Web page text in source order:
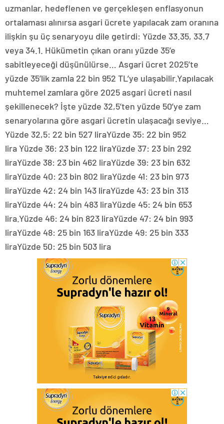
uzmanlar, hedeflenen ve gerçekleşen enflasyonun
ortalaması alınırsa asgari ücrete yapılacak zam oranına
ilişkin şu üç senaryoyu dile getirdi: Yüzde 33.35, 33.7
veya 34.1. Hükümetin çıkan oranı yüzde 35’e
sabitleyeceği düşünülürse… Asgari ücret 2025’te
yüzde 35’lik zamla 22 bin 952 TL’ye ulaşabilir.Yapılacak
muhtemel zamlara göre 2025 asgari ücreti nasıl
şekillenecek? İşte yüzde 32,5’ten yüzde 50’ye zam
senaryolarına göre asgari ücretin ulaşacağı seviye…
Yüzde 32,5: 22 bin 527 liraYüzde 35: 22 bin 952
lira Yüzde 36: 23 bin 122 liraYüzde 37: 23 bin 292
liraYüzde 38: 23 bin 462 liraYüzde 39: 23 bin 632
liraYüzde 40: 23 bin 802 liraYüzde 41: 23 bin 973
liraYüzde 42: 24 bin 143 liraYüzde 43: 23 bin 313
liraYüzde 44: 24 bin 483 liraYüzde 45: 24 bin 653
lira.Yüzde 46: 24 bin 823 liraYüzde 47: 24 bin 993
liraYüzde 48: 25 bin 163 liraYüzde 49: 25 bin 333
liraYüzde 50: 25 bin 503 lira